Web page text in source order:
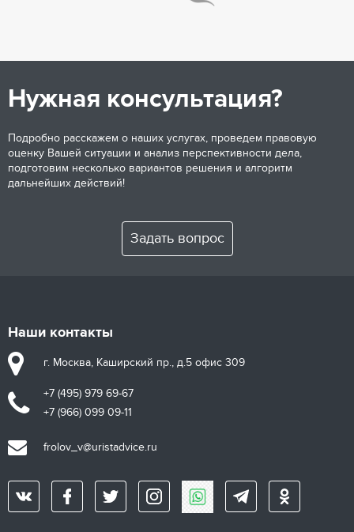
Нужная консультация?
Подробно расскажем о наших услугах, проведем правовую
оценку Вашей ситуации и анализ перспективности дела,
подготовим несколько вариантов решения и алгоритм
дальнейших действий!
Задать вопрос
Наши контакты
г. Москва, Каширский пр., д.5 офис 309
+7 (495) 979 69-67
+7 (966) 099 09-11
frolov_v@uristadvice.ru